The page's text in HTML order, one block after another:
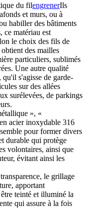
du filengrenerIls
et murs, ou à
habiller des bâtiments
ce matériau est
le choix des fils de
des mailles
particuliers, sublimés
Une autre qualité
qu'il s'agisse de garde-
sur des allées
surélevées, de parkings
», «
acier inoxydable 316
pour former divers
durable qui protège
volontaires, ainsi que
évitant ainsi les
le grillage
apportant
teinté et illuminé la
qui assure à la fois